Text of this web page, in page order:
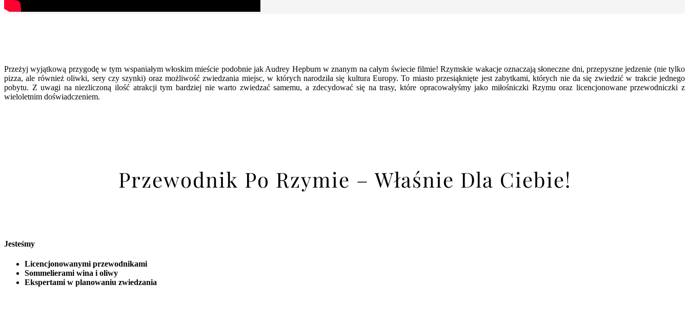
Przeżyj wyjątkową przygodę w tym wspaniałym włoskim mieście podobnie jak Audrey Hepburn w znanym na całym świecie filmie! Rzymskie wakacje oznaczają słoneczne dni, przepyszne jedzenie (nie tylko
pizza, ale również oliwki, sery czy szynki) oraz możliwość zwiedzania miejsc, w których narodziła się kultura Europy. To miasto przesiąknięte jest zabytkami, których nie da się zwiedzić w trakcie jednego
pobytu. Z uwagi na niezliczoną ilość atrakcji tym bardziej nie warto zwiedzać samemu, a zdecydować się na trasy, które opracowałyśmy jako miłośniczki Rzymu oraz licencjonowane przewodniczki z
wieloletnim doświadczeniem.
Przewodnik Po Rzymie – Właśnie Dla Ciebie!
Jesteśmy
Licencjonowanymi przewodnikami
Sommelierami wina i oliwy
Ekspertami w planowaniu zwiedzania